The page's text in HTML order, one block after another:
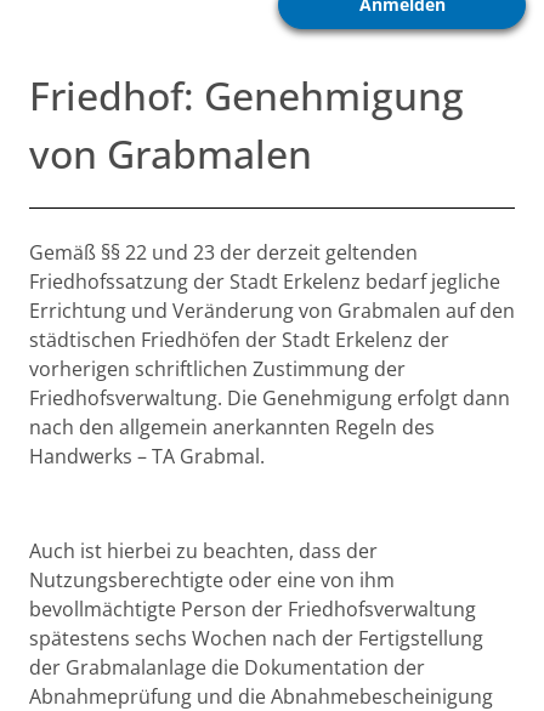
Friedhof: Genehmigung
von Grabmalen
Beschreibung
Gemäß §§ 22 und 23 der derzeit geltenden
Friedhofssatzung der Stadt Erkelenz bedarf jegliche
Errichtung und Veränderung von Grabmalen auf den
städtischen Friedhöfen der Stadt Erkelenz der
vorherigen schriftlichen Zustimmung der
Friedhofsverwaltung. Die Genehmigung erfolgt dann
nach den allgemein anerkannten Regeln des
Handwerks – TA Grabmal.
Auch ist hierbei zu beachten, dass der
Nutzungsberechtigte oder eine von ihm
bevollmächtigte Person der Friedhofsverwaltung
spätestens sechs Wochen nach der Fertigstellung
der Grabmalanlage die Dokumentation der
Abnahmeprüfung und die Abnahmebescheinigung